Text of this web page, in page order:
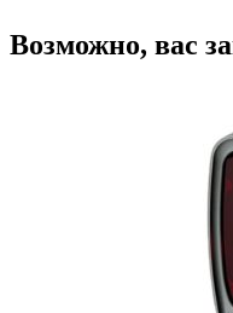
Возможно, вас